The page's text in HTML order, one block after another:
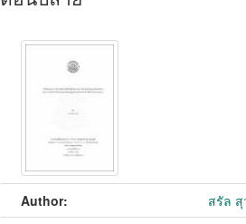
Author:
สรัล